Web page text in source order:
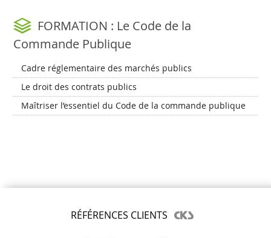
FORMATION : Le Code de la
Commande Publique
Cadre réglementaire des marchés publics
Le droit des contrats publics
Maîtriser l’essentiel du Code de la commande publique
RÉFÉRENCES CLIENTS